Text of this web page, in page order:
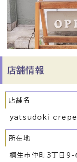
店舗情報
店舗名
yatsudoki crepe
所在地
桐生市仲町3丁目9-6